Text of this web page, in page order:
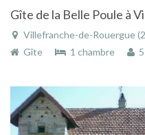
Villefranche-de-Rouergue (23
Gîte
1 chambre